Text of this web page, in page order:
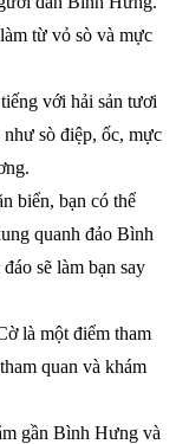
từ vỏ sò và mực
với hải sản tươi
sò điệp, ốc, mực
biển, bạn có thể
quanh đảo Bình
sẽ làm bạn say
là một điểm tham
quan và khám
gần Bình Hưng và